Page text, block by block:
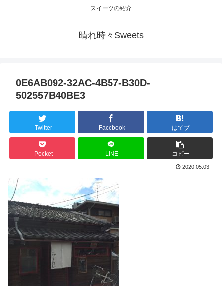
スイーツの紹介
晴れ時々Sweets
0E6AB092-32AC-4B57-B30D-
502557B40BE3
Twitter Facebook はてブ
Pocket LINE コピー
2020.05.03